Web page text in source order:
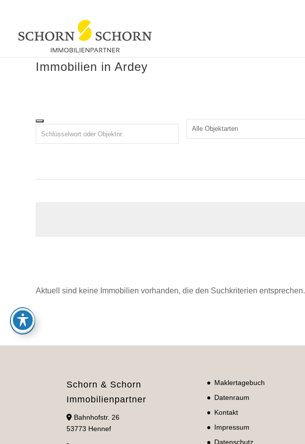
Immobilien in Ardey
Aktuell sind keine Immobilien vorhanden, die den Suchkriterien entsprechen.
Schorn & Schorn
Immobilienpartner
Bahnhofstr. 26
53773 Hennef
Maklertagebuch
Datenraum
Kontakt
Impressum
Datenschutz